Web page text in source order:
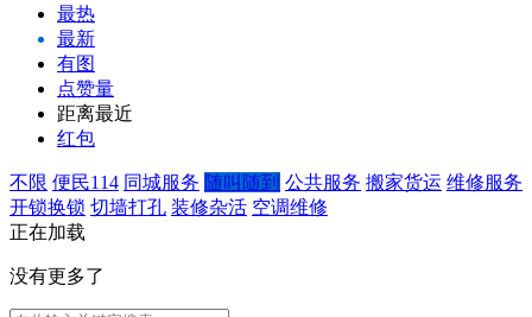
最热
最新
有图
点赞量
距离最近
红包
不限 便民114 同城服务 随叫随到 公共服务 搬家货运 维修服务
开锁换锁 切墙打孔 装修杂活 空调维修
正在加载
没有更多了